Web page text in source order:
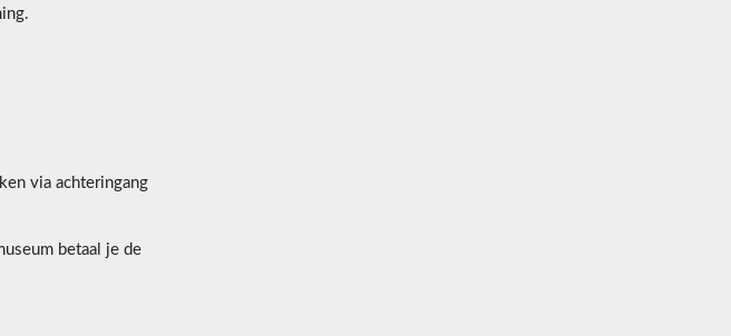
via achteringang
betaal je de